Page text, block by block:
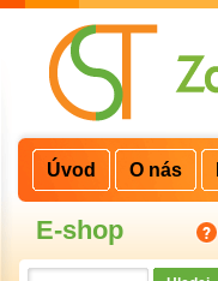
E-shop
Úvod O nás